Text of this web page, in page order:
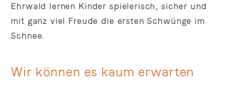
Ehrwald lernen Kinder spielerisch, sicher und
mit ganz viel Freude die ersten Schwünge im
Schnee.
Wir können es kaum erwarten